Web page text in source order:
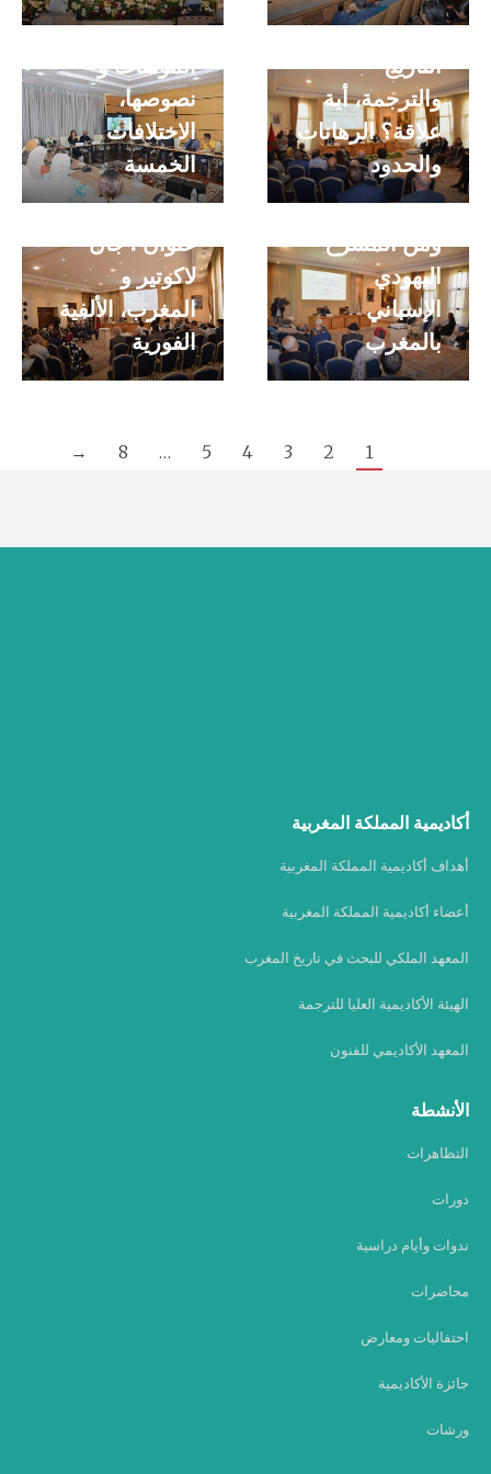
عنوان :
المؤلفات و
نصوصها،
الاختلافات
الخمسة
محاضرة ”
التاريخ
والترجمة، أية
علاقة؟ الرهانات
والحدود
محاضرة تحت
عنوان : جان
لاكوتير و
المغرب، الألفية
الفورية
واستراتيجيات
الفرنسية لنماذج
من الشعر
الإسباني للقرن
العشرين؛
والعصر الذهبي؛
ومن المسرح
اليهودي
الإسباني
بالمغرب
1
2
3
4
5
…
8
→
أكاديمية المملكة المغربية
أهداف أكاديمية المملكة المغربية
أعضاء أكاديمية المملكة المغربية
المعهد الملكي للبحث في تاريخ المغرب
الهيئة الأكاديمية العليا للترجمة
المعهد الأكاديمي للفنون
الأنشطة
التظاهرات
دورات
ندوات وأيام دراسية
محاضرات
احتفاليات ومعارض
جائزة الأكاديمية
ورشات